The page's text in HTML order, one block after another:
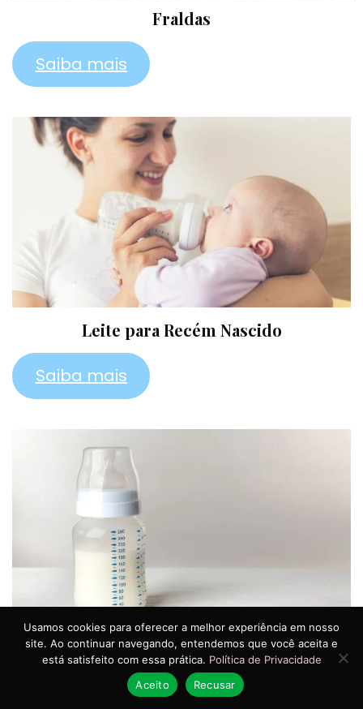
Fraldas
Saiba mais
Leite para Recém Nascido
Saiba mais
Calculadora Fórmula Infantil
Usamos cookies para oferecer a melhor experiência em nosso
site. Ao continuar navegando, entendemos que você aceita e
está satisfeito com essa prática. Política de Privacidade
Aceito
Recusar